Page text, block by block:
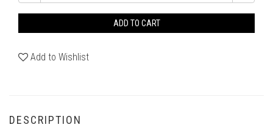
ADD TO CART
Add to Wishlist
DESCRIPTION